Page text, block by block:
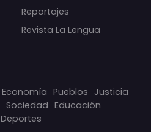
Reportajes
Revista La Lengua
Economía Pueblos Justicia
Sociedad Educación
Deportes